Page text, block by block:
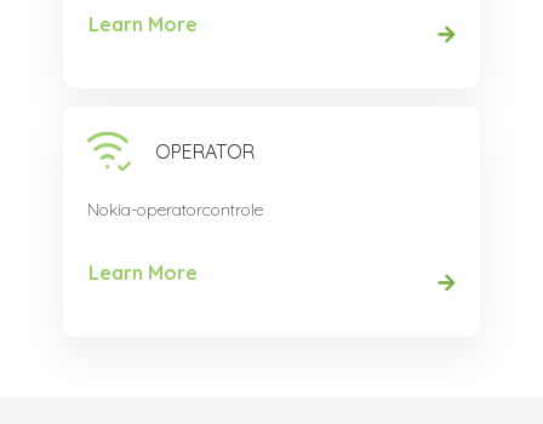
Learn More
OPERATOR
Nokia-operatorcontrole
Learn More